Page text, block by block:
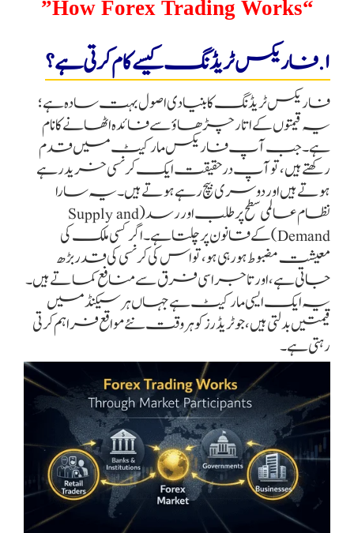
“How Forex Trading Works”
۱. فاریکس ٹریڈنگ کیسے کام کرتی ہے؟
فاریکس ٹریڈنگ کا بنیادی اصول بہت سادہ ہے؛
یہ قیمتوں کے اتار چڑھاؤ سے فائدہ اٹھانے کا نام
ہے۔ جب آپ فاریکس مارکیٹ میں قدم
رکھتے ہیں، تو آپ درحقیقت ایک کرنسی خرید رہے
ہوتے ہیں اور دوسری بیچ رہے ہوتے ہیں۔ یہ سارا
نظام عالمی سطح پر طلب اور رسد (Supply and
Demand) کے قانون پر چلتا ہے۔ اگر کسی ملک کی
معیشت مضبوط ہو رہی ہو، تو اس کی کرنسی کی قدر بڑھ
جاتی ہے، اور تاجر اسی فرق سے منافع کماتے ہیں۔
یہ ایک ایسی مارکیٹ ہے جہاں ہر سیکنڈ میں
قیمتیں بدلتی ہیں، جو ٹریڈرز کو ہر وقت نئے مواقع فراہم کرتی
رہتی ہے۔